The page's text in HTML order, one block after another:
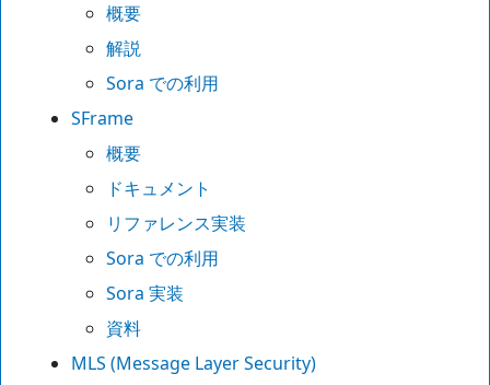
概要
解説
Sora での利用
SFrame
概要
ドキュメント
リファレンス実装
Sora での利用
Sora 実装
資料
MLS (Message Layer Security)